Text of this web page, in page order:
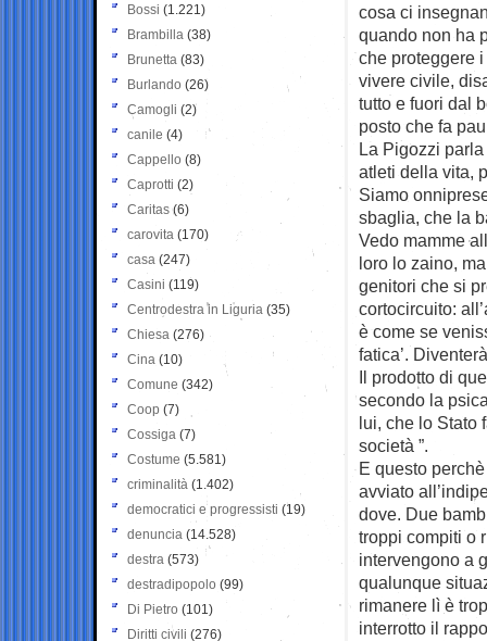
cosa ci
quando non ha
che proteggere
vivere civile,
tutto e fuori dal
posto che fa
La Pigozzi parla
atleti della vita,
Siamo
sbaglia, che la
Vedo mamme
loro lo zaino,
genitori che si
cortocircuito:
è come se
fatica’.
Il prodotto di
secondo la
lui, che lo Stato
società ”.
E questo
avviato
dove. Due
troppi compiti o
intervengono a
qualunque
rimanere lì è
interrotto il
Bossi (1.221)
Brambilla (38)
Brunetta (83)
Burlando (26)
Camogli (2)
canile (4)
Cappello (8)
Caprotti (2)
Caritas (6)
carovita (170)
casa (247)
Casini (119)
Centrodestra in Liguria (35)
Chiesa (276)
Cina (10)
Comune (342)
Coop (7)
Cossiga (7)
Costume (5.581)
criminalità (1.402)
democratici e progressisti (19)
denuncia (14.528)
destra (573)
destradipopolo (99)
Di Pietro (101)
Diritti civili (276)